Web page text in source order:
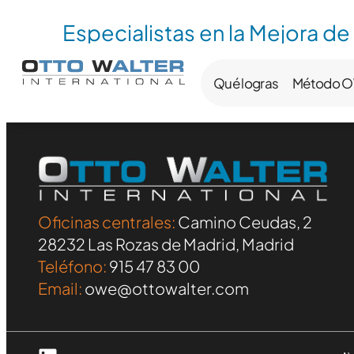
Especialistas en la Mejora
Qué logras Método
Oficinas centrales: Camino Ceudas, 2
28232 Las Rozas de Madrid, Madrid
Teléfono: 915 47 83 00
Email: owe@ottowalter.com